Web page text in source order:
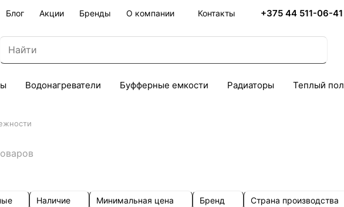
Блог Акции Бренды О компании Контакты +375 44 511-06-41
Водонагреватели Буфферные емкости Радиаторы Теплый пол
Наличие Минимальная цена Бренд Страна производства